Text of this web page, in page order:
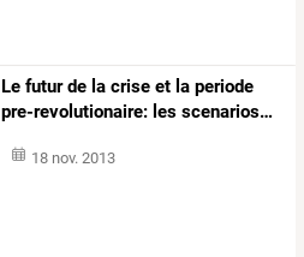
Le futurde la crise et la periode
pre-revolutionaire: les scenarios…
18 nov. 2013